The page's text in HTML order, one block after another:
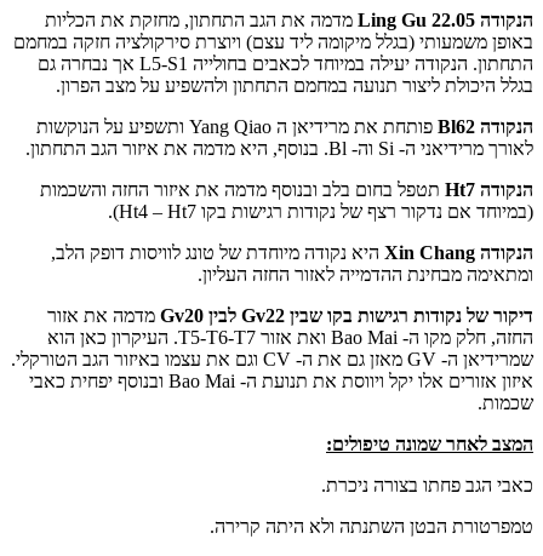
הנקודה Ling Gu 22.05
מדמה את הגב התחתון, מחזקת את הכליות
באופן משמעותי (בגלל מיקומה ליד עצם) ויוצרת סירקולציה חזקה במחמם
התחתון. הנקודה יעילה במיוחד לכאבים בחולייה L5-S1 אך נבחרה גם
בגלל היכולת ליצור תנועה במחמם התחתון ולהשפיע על מצב הפרון.
הנקודה Bl62
פותחת את מרידיאן ה Yang Qiao ותשפיע על הנוקשות
לאורך מרידיאני ה- Si וה- Bl. בנוסף, היא מדמה את איזור הגב התחתון.
הנקודה Ht7
תטפל בחום בלב ובנוסף מדמה את איזור החזה והשכמות
(במיוחד אם נדקור רצף של נקודות רגישות בקו Ht4 – Ht7).
הנקודה Xin Chang
היא נקודה מיוחדת של טונג לוויסות דופק הלב,
ומתאימה מבחינת ההדמייה לאזור החזה העליון.
דיקור של נקודות רגישות בקו שבין Gv22 לבין Gv20
מדמה את אזור
החזה, חלק מקו ה- Bao Mai ואת אזור T5-T6-T7. העיקרון כאן הוא
שמרידיאן ה- GV מאזן גם את ה- CV וגם את עצמו באיזור הגב הטורקלי.
איזון אזורים אלו יקל ויווסת את תנועת ה- Bao Mai ובנוסף יפחית כאבי
שכמות.
המצב לאחר שמונה טיפולים:
כאבי הגב פחתו בצורה ניכרת.
טמפרטורת הבטן השתנתה ולא היתה קרירה.